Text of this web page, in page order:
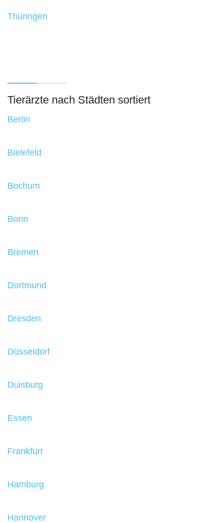
Thüringen
Tierärzte nach Städten sortiert
Berlin
Bielefeld
Bochum
Bonn
Bremen
Dortmund
Dresden
Düsseldorf
Duisburg
Essen
Frankfurt
Hamburg
Hannover